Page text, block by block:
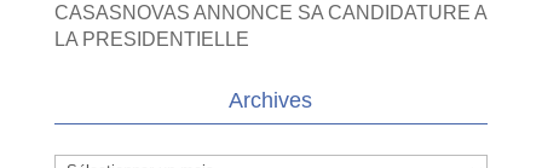
CASASNOVAS ANNONCE SA CANDIDATURE A
LA PRESIDENTIELLE
Archives